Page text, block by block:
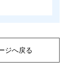
ジへ戻る